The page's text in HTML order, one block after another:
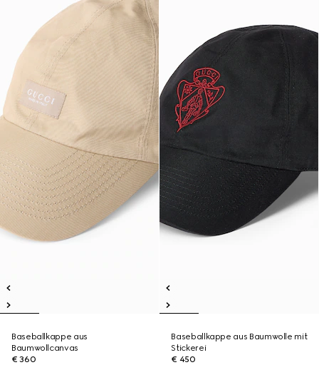
Baseballkappe aus
Baumwollcanvas
€ 360
Baseballkappe aus Baumwolle mit
Stickerei
€ 450